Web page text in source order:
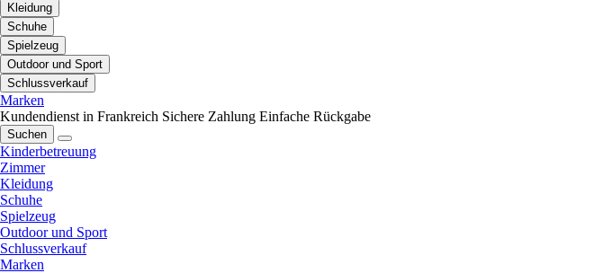
Kleidung
Schuhe
Spielzeug
Outdoor und Sport
Schlussverkauf
Marken
Kundendienst in Frankreich Sichere Zahlung Einfache Rückgabe
Suchen
Kinderbetreuung
Zimmer
Kleidung
Schuhe
Spielzeug
Outdoor und Sport
Schlussverkauf
Marken